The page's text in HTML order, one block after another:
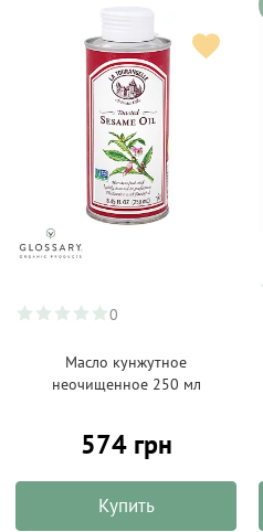
0
Масло кунжутное
неочищенное 250 мл
574 грн
Купить